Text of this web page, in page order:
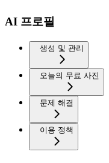
AI 프로필
생성 및 관리
오늘의 무료 사진
문제 해결
이용 정책